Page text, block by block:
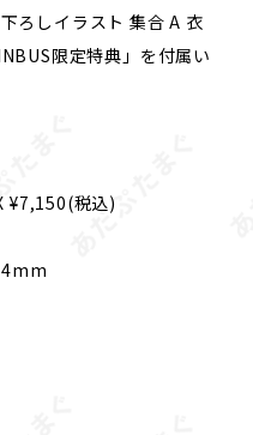
ろしイラスト 集合 A 衣
限定特典」を付属い
税込)